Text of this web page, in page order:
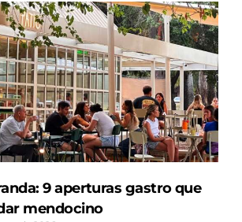
9 aperturas gastro que
mendocino